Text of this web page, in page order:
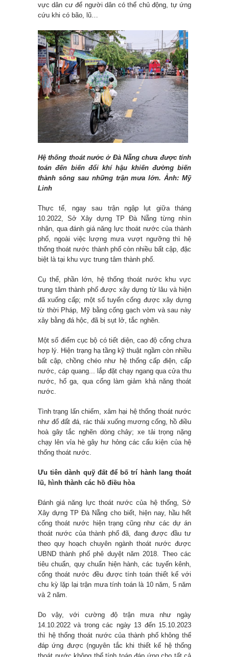
vực dân cư để người dân có thể chủ động, tự ứng
cứu khi có bão, lũ…
Hệ thống thoát nước ở Đà Nẵng chưa được tính
toán đến biến đổi khí hậu khiến đường biến
thành sông sau những trận mưa lớn. Ảnh: Mỹ
Linh
Thực tế, ngay sau trận ngập lụt giữa tháng
10.2022, Sở Xây dựng TP Đà Nẵng từng nhìn
nhận, qua đánh giá năng lực thoát nước của thành
phố, ngoài việc lượng mưa vượt ngưỡng thì hệ
thống thoát nước thành phố còn nhiều bất cập, đặc
biệt là tại khu vực trung tâm thành phố.
Cụ thể, phần lớn, hệ thống thoát nước khu vực
trung tâm thành phố được xây dựng từ lâu và hiện
đã xuống cấp; một số tuyến cống được xây dựng
từ thời Pháp, Mỹ bằng cống gạch vòm và sau này
xây bằng đá hộc, đã bị sụt lở, tắc nghẽn.
Một số điểm cục bộ có tiết diện, cao độ cống chưa
hợp lý. Hiện trạng hạ tầng kỹ thuật ngầm còn nhiều
bất cập, chồng chéo như hệ thống cấp điện, cấp
nước, cáp quang... lắp đặt chạy ngang qua cửa thu
nước, hố ga, qua cống làm giảm khả năng thoát
nước.
Tình trạng lấn chiếm, xâm hại hệ thống thoát nước
như đổ đất đá, rác thải xuống mương cống, hồ điều
hoà gây tắc nghẽn dòng chảy; xe tải trọng nặng
chạy lên vỉa hè gây hư hỏng các cấu kiện của hệ
thống thoát nước.
Ưu tiên dành quỹ đất để bố trí hành lang thoát
lũ, hình thành các hồ điều hòa
Đánh giá năng lực thoát nước của hệ thống, Sở
Xây dựng TP Đà Nẵng cho biết, hiện nay, hầu hết
cống thoát nước hiện trạng cũng như các dự án
thoát nước của thành phố đã, đang được đầu tư
theo quy hoạch chuyên ngành thoát nước được
UBND thành phố phê duyệt năm 2018. Theo các
tiêu chuẩn, quy chuẩn hiện hành, các tuyến kênh,
cống thoát nước đều được tính toán thiết kế với
chu kỳ lặp lại trận mưa tính toán là 10 năm, 5 năm
và 2 năm.
Do vậy, với cường độ trận mưa như ngày
14.10.2022 và trong các ngày 13 đến 15.10.2023
thì hệ thống thoát nước của thành phố không thể
đáp ứng được (nguyên tắc khi thiết kế hệ thống